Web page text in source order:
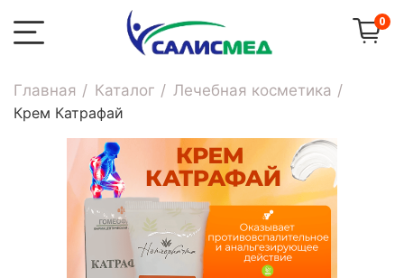
0
Главная Каталог
Лечебная косметика
Крем Катрафай